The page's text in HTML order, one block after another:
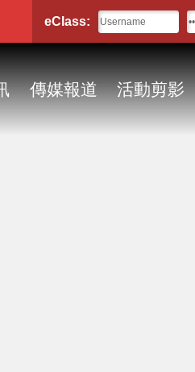
eClass:
傳媒報道 活動剪影